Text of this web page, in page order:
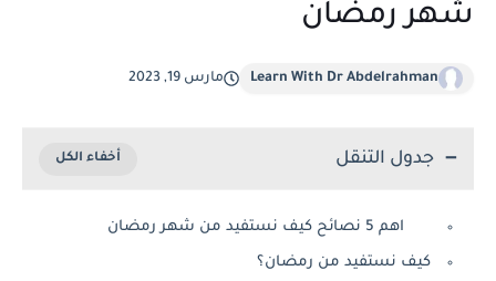
شهر رمضان
Learn With Dr Abdelrahman مارس 19, 2023
جدول التنقل
اهم 5 نصائح كيف نستفيد من شهر رمضان
كيف نستفيد من رمضان؟